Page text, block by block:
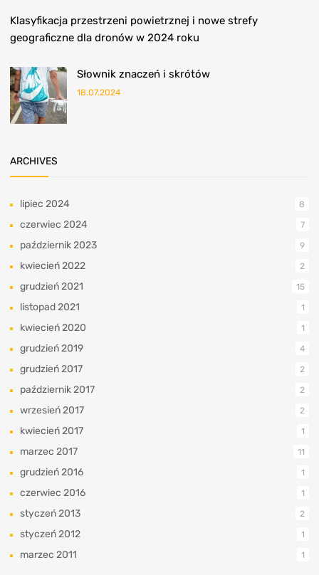
Klasyfikacja przestrzeni powietrznej i nowe strefy
geograficzne dla dronów w 2024 roku
Słownik znaczeń i skrótów
18.07.2024
ARCHIVES
lipiec 2024 8
czerwiec 2024 7
październik 2023 9
kwiecień 2022 2
grudzień 2021 15
listopad 2021 1
kwiecień 2020 1
grudzień 2019 4
grudzień 2017 2
październik 2017 2
wrzesień 2017 2
kwiecień 2017 1
marzec 2017 11
grudzień 2016 1
czerwiec 2016 1
styczeń 2013 2
styczeń 2012 1
marzec 2011 1